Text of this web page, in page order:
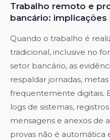
Trabalho remoto e
bancário:
Quando o trabalho é
tradicional, inclusive no
setor bancário, as
respaldar jornadas,
frequentemente digitais.
logs de sistemas,
mensagens e anexos de
provas não é